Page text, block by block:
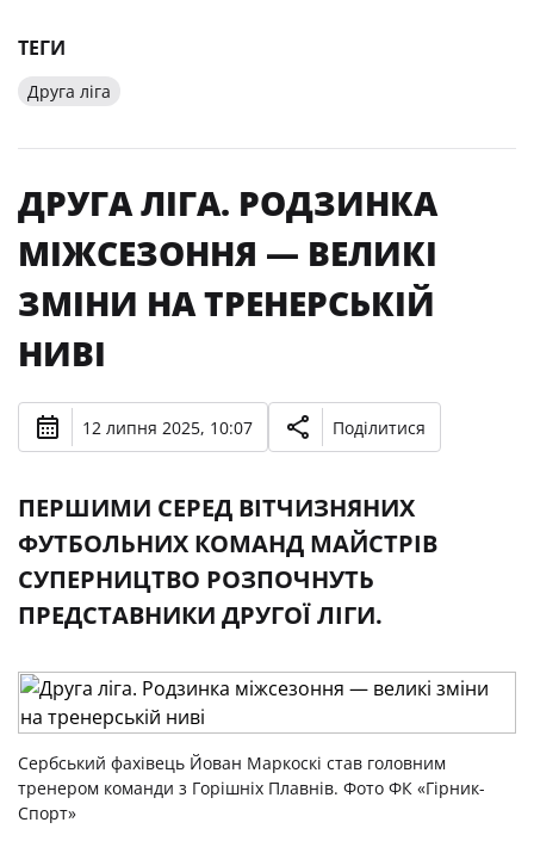
ТЕГИ
Друга ліга
ДРУГА ЛІГА. РОДЗИНКА
МІЖСЕЗОННЯ — ВЕЛИКІ
ЗМІНИ НА ТРЕНЕРСЬКІЙ
НИВІ
12 липня 2025, 10:07 Поділитися
ПЕРШИМИ СЕРЕД ВІТЧИЗНЯНИХ
ФУТБОЛЬНИХ КОМАНД МАЙСТРІВ
СУПЕРНИЦТВО РОЗПОЧНУТЬ
ПРЕДСТАВНИКИ ДРУГОЇ ЛІГИ.
Сербський фахівець Йован Маркоскі став головним
тренером команди з Горішніх Плавнів. Фото ФК «Гірник-
Спорт»